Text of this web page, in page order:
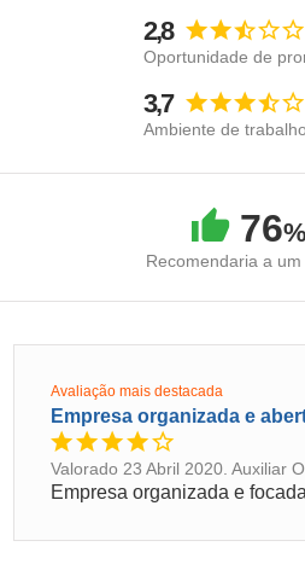
2,8
Oportunidade de
3,7
Ambiente de trabalho
76%
Recomendaria a um
Avaliação mais destacada
Empresa organizada e
Valorado 23 Abril 2020. Auxiliar
Empresa organizada e